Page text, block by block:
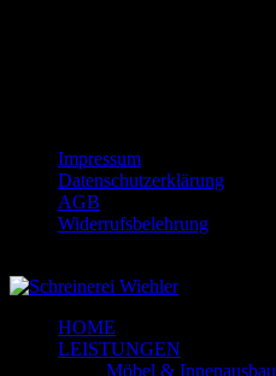
Impressum
Datenschutzerklärung
AGB
Widerrufsbelehrung
HOME
LEISTUNGEN
Möbel & Innenausbau